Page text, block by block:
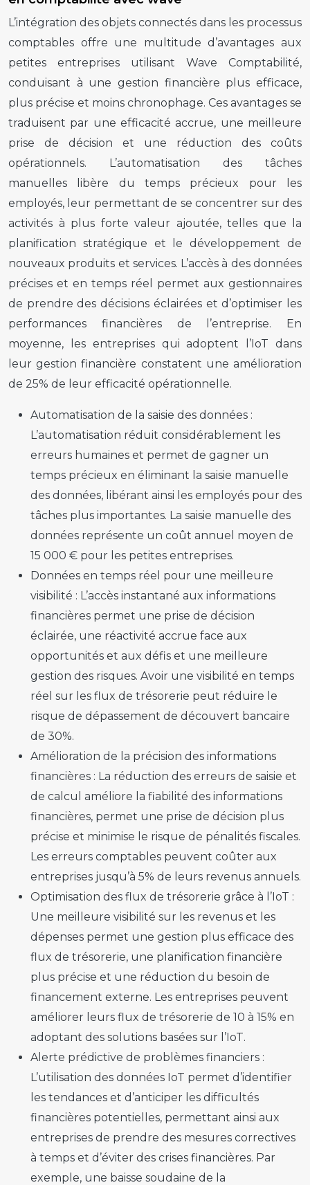
L’intégration des objets connectés dans les processus
comptables offre une multitude d’avantages aux
petites entreprises utilisant Wave Comptabilité,
conduisant à une gestion financière plus efficace,
plus précise et moins chronophage. Ces avantages se
traduisent par une efficacité accrue, une meilleure
prise de décision et une réduction des coûts
opérationnels. L’automatisation des tâches
manuelles libère du temps précieux pour les
employés, leur permettant de se concentrer sur des
activités à plus forte valeur ajoutée, telles que la
planification stratégique et le développement de
nouveaux produits et services. L’accès à des données
précises et en temps réel permet aux gestionnaires
de prendre des décisions éclairées et d’optimiser les
performances financières de l’entreprise. En
moyenne, les entreprises qui adoptent l’IoT dans
leur gestion financière constatent une amélioration
de 25% de leur efficacité opérationnelle.
Automatisation de la saisie des données :
L’automatisation réduit considérablement les
erreurs humaines et permet de gagner un
temps précieux en éliminant la saisie manuelle
des données, libérant ainsi les employés pour des
tâches plus importantes. La saisie manuelle des
données représente un coût annuel moyen de
15 000 € pour les petites entreprises.
Données en temps réel pour une meilleure
visibilité : L’accès instantané aux informations
financières permet une prise de décision
éclairée, une réactivité accrue face aux
opportunités et aux défis et une meilleure
gestion des risques. Avoir une visibilité en temps
réel sur les flux de trésorerie peut réduire le
risque de dépassement de découvert bancaire
de 30%.
Amélioration de la précision des informations
financières : La réduction des erreurs de saisie et
de calcul améliore la fiabilité des informations
financières, permet une prise de décision plus
précise et minimise le risque de pénalités fiscales.
Les erreurs comptables peuvent coûter aux
entreprises jusqu’à 5% de leurs revenus annuels.
Optimisation des flux de trésorerie grâce à l’IoT :
Une meilleure visibilité sur les revenus et les
dépenses permet une gestion plus efficace des
flux de trésorerie, une planification financière
plus précise et une réduction du besoin de
financement externe. Les entreprises peuvent
améliorer leurs flux de trésorerie de 10 à 15% en
adoptant des solutions basées sur l’IoT.
Alerte prédictive de problèmes financiers :
L’utilisation des données IoT permet d’identifier
les tendances et d’anticiper les difficultés
financières potentielles, permettant ainsi aux
entreprises de prendre des mesures correctives
à temps et d’éviter des crises financières. Par
exemple, une baisse soudaine de la